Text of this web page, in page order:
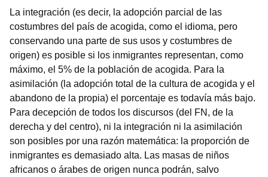
La integración (es decir, la adopción parcial de las
costumbres del país de acogida, como el idioma, pero
conservando una parte de sus usos y costumbres de
origen) es posible si los inmigrantes representan, como
máximo, el 5% de la población de acogida. Para la
asimilación (la adopción total de la cultura de acogida y el
abandono de la propia) el porcentaje es todavía más bajo.
Para decepción de todos los discursos (del FN, de la
derecha y del centro), ni la integración ni la asimilación
son posibles por una razón matemática: la proporción de
inmigrantes es demasiado alta. Las masas de niños
africanos o árabes de origen nunca podrán, salvo